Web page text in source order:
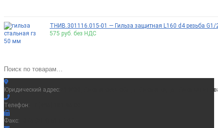
ТНИВ.301116.015-01 — Гильза защитная L160 d4 резьба G1/
575 руб. без НДС
Юридический адрес: 214036, Смоленская обл., г. Смоленск, ул.
Телефон:
Факс: